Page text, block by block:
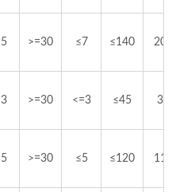
5 >=30 ≤7 ≤140 200
3 >=30 <=3 ≤45 30
5 >=30 ≤5 ≤120 110